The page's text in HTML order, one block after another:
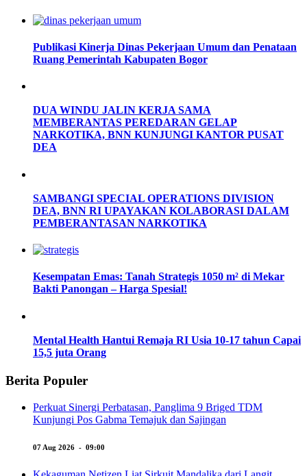
Publikasi Kinerja Dinas Pekerjaan Umum dan Penataan
Ruang Pemerintah Kabupaten Bogor
DUA WINDU JALIN KERJA SAMA
MEMBERANTAS PEREDARAN GELAP
NARKOTIKA, BNN KUNJUNGI KANTOR PUSAT
DEA
SAMBANGI SPECIAL OPERATIONS DIVISION
DEA, BNN RI UPAYAKAN KOLABORASI DALAM
PEMBERANTASAN NARKOTIKA
Kesempatan Emas: Tanah Strategis 1050 m² di Mekar
Bakti Panongan – Harga Spesial!
Mental Health Hantui Remaja RI Usia 10-17 tahun Capai
15,5 juta Orang
Berita Populer
Perkuat Sinergi Perbatasan, Panglima 9 Briged TDM
Kunjungi Pos Gabma Temajuk dan Sajingan
07 Aug 2026 - 09:00